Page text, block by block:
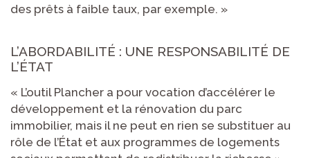
des prêts à faible taux, par exemple. »
L’ABORDABILITÉ : UNE RESPONSABILITÉ DE
L’ÉTAT
« L’outil Plancher a pour vocation d’accélérer le
développement et la rénovation du parc
immobilier, mais il ne peut en rien se substituer au
rôle de l’État et aux programmes de logements